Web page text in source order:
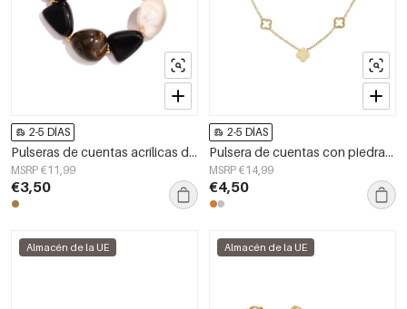
2-5 DÍAS
Pulseras de cuentas acrílicas de forma irregular, sencillas, de la serie Simple Daily, joyería para mujer
MSRP €11,99
€3,50
2-5 DÍAS
Pulsera de cuentas con piedras de diferentes formas y colores.
MSRP €14,99
€4,50
Almacén de la UE Almacén de la UE